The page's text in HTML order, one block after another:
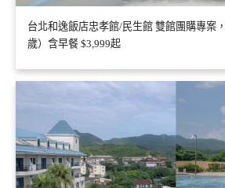
台北和逸飯店忠孝館/民生館 雙館團購專案
歲）含早餐 $3,999起